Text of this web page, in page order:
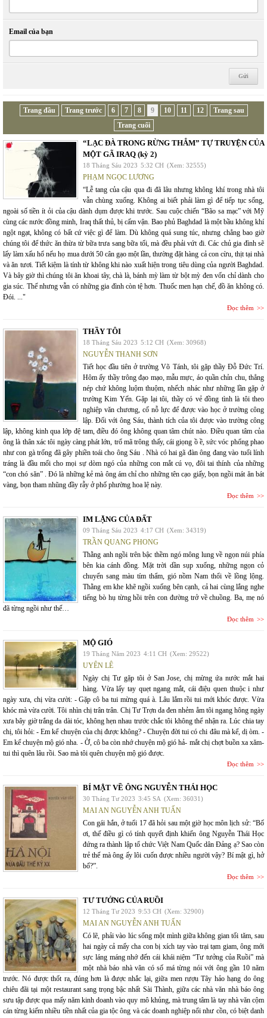
Email của bạn
Trang đầu Trang trước 6 7 8 9 10 11 12
Trang sau
Trang cuối
“LẠC ĐÀ TRONG RỪNG THẲM” TỰ TRUYỆN CỦA
MỘT GÃ IRAQ (kỳ 2)
18 Tháng Sáu 2023 5:32 CH (Xem: 32555)
PHẠM NGỌC LƯƠNG
“Lễ tang của cậu qua đi đã lâu nhưng không khí trong nhà tôi
vẫn chùng xuống. Không ai biết phải làm gì để tiếp tục sống,
ngoài số tiền ít ỏi của cậu dành dụm được khi trước. Sau cuộc chiến “Bão sa mạc” với Mỹ
cùng các nước đồng minh, Iraq thất thủ, bị cấm vận. Bao phủ Baghdad là một bầu không khí
ngột ngạt, không có bất cứ việc gì để làm. Dù không quá sung túc, nhưng chẳng bao giờ
chúng tôi để thức ăn thừa từ bữa trưa sang bữa tối, mà đều phải vứt đi. Các chủ gia đình sẽ
lấy làm xấu hổ nếu họ mua dưới 50 cân gạo một lần, thường đặt hàng cả con cừu, thịt tại nhà
và ăn tươi. Tiết kiệm là tính từ không khi nào xuất hiện trong tiêu dùng của người Baghdad.
Và bây giờ thì chúng tôi ăn khoai tây, chà là, bánh mỳ làm từ bột mỳ đen vốn chỉ dành cho
gia súc. Thế nhưng vẫn có những gia đình còn tệ hơn. Thuốc men hạn chế, đồ ăn không có.
Đói. ..."
Đọc thêm
THẦY TÔI
18 Tháng Sáu 2023 5:12 CH (Xem: 30968)
NGUYỄN THANH SƠN
Tiết học đầu tiên ở trường Võ Tánh, tôi gặp thầy Đỗ Đức Trí.
Hôm ấy thầy trông đạo mạo, mẫu mực, áo quần chỉn chu, thẳng
nép chứ không luộm thuộm, nhếch nhác như những lần gặp ở
trường Kim Yến. Gặp lại tôi, thầy có vẻ đồng tình là tôi theo
nghiệp văn chương, cố nỗ lực để được vào học ở trường công
lập. Đối với ông Sáu, thành tích của tôi được vào trường công
lập, không kinh qua lớp đệ tam, điều đó ông không quan tâm chút nào. Điều quan tâm của
ông là thân xác tôi ngày càng phát lớn, trổ mã trông thấy, cái giọng ồ ề, sức vóc phổng phao
như con gà trống đã gây phiền toái cho ông Sáu . Nhà có hai gã đàn ông đang vào tuổi lính
tráng là đầu mối cho mọi sự dòm ngó của những con mắt cú vọ, đôi tai thính của những
“con chó săn” . Đó là những kẻ mà ông ám chỉ cho những tên cạo giấy, bọn ngồi mát ăn bát
vàng, bọn tham nhũng đầy rẫy ở phố phường hoa lệ này.
Đọc thêm
IM LẶNG CỦA ĐẤT
09 Tháng Sáu 2023 4:17 CH (Xem: 34319)
TRẦN QUANG PHONG
Thằng anh ngồi trên bậc thềm ngó mông lung về ngọn núi phía
bên kia cánh đồng. Mặt trời dần sụp xuống, những ngọn cỏ
chuyển sang màu tím thẩm, gió nồm Nam thổi về lồng lộng.
Thằng em khe khẽ ngồi xuống bên cạnh, cả hai cùng lắng nghe
tiếng bò hụ từng hồi trên con đường trở về chuồng. Ba, mẹ nó
đã từng ngồi như thế…
Đọc thêm
MỘ GIÓ
19 Tháng Năm 2023 4:11 CH (Xem: 29522)
UYÊN LÊ
Ngày chị Tư gặp tôi ở San Jose, chị mừng ứa nước mắt hai
hàng. Vừa lấy tay quẹt ngang mắt, cái điệu quen thuộc i như
ngày xưa, chị vừa cười: - Gặp cô ba tui mừng quá à. Lâu lắm rồi tui mới khóc được. Vừa
khóc mà vừa cười. Tôi nhìn chị trân trân. Chị Tư Trợn da đen nhẻm ẳm tôi ngang hông ngày
xưa bây giờ trắng da dài tóc, không hẹn nhau trước chắc tôi không thể nhận ra. Lúc chia tay
chị, tôi hỏi: - Em kể chuyện của chị được không? - Chuyện đời tui có chi đâu mà kể, dị òm. -
Em kể chuyện mộ gió nha. - Ờ, cô ba còn nhớ chuyện mộ gió hả- mắt chị chợt buồn xa xăm-
tui thì quên lâu rồi. Sao mà tôi quên chuyện mộ gió được.
Đọc thêm
BÍ MẬT VỀ ÔNG NGUYỄN THÁI HỌC
30 Tháng Tư 2023 3:45 SA (Xem: 36031)
MAI AN NGUYỄN ANH TUẤN
Con gái hắn, ở tuổi 17 đã hỏi sau một giờ học môn lịch sử: “Bố
ơi, thế điều gì có tính quyết định khiến ông Nguyễn Thái Học
đứng ra thành lập tổ chức Việt Nam Quốc dân Đảng ạ? Sao còn
trẻ thế mà ông ấy lôi cuốn được nhiều người vậy? Bí mật gì, hở
bố?”.
Đọc thêm
TƯ TƯỞNG CỦA RUỒI
12 Tháng Tư 2023 9:53 CH (Xem: 32900)
MAI AN NGUYỄN ANH TUẤN
Có lẽ, phải vào lúc sống một mình giữa không gian tối tăm, sau
hai ngày cả mấy cha con bị xích tay vào trại tạm giam, ông mới
sực láng máng nhớ đến cái khái niệm “Tư tưởng của Ruồi” mà
một nhà báo nhà văn có số má từng nói với ông gần 10 năm
trước. Nó được thốt ra, đúng hơn là được nhắc lại, giữa men rượu Tây hảo hạng do ông
chiêu đãi tại một restaurant sang trọng bậc nhất Sài Thành, giữa các nhà văn nhà báo ông
sưu tập được qua mấy năm kinh doanh vào quy mô khủng, mà trung tâm là tay nhà văn cộm
cán từng kiếm nhiều tiền nhất của gia tộc ông và các doanh nghiệp nổi như cồn, có biệt danh